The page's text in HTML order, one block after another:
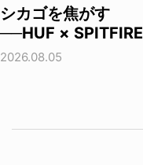
シカゴを焦がす
──HUF × SPITFIRE
2026.08.05